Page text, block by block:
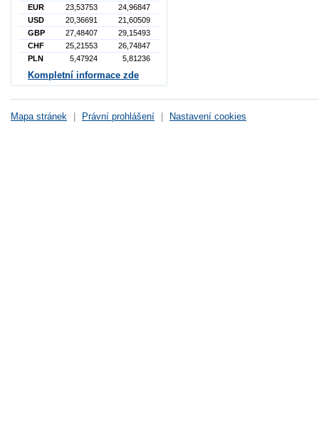
EUR
23,53753
24,96847
USD
20,36691
21,60509
GBP
27,48407
29,15493
CHF
25,21553
26,74847
PLN
5,47924 5,81236
Kompletní informace zde
Mapa stránek Právní prohlášení Nastavení cookies